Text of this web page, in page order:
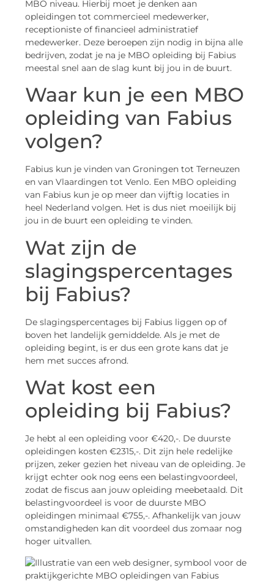
MBO niveau. Hierbij moet je denken aan
opleidingen tot commercieel medewerker,
receptioniste of financieel administratief
medewerker. Deze beroepen zijn nodig in bijna alle
bedrijven, zodat je na je MBO opleiding bij Fabius
meestal snel aan de slag kunt bij jou in de buurt.
Waar kun je een MBO
opleiding van Fabius
volgen?
Fabius kun je vinden van Groningen tot Terneuzen
en van Vlaardingen tot Venlo. Een MBO opleiding
van Fabius kun je op meer dan vijftig locaties in
heel Nederland volgen. Het is dus niet moeilijk bij
jou in de buurt een opleiding te vinden.
Wat zijn de
slagingspercentages
bij Fabius?
De slagingspercentages bij Fabius liggen op of
boven het landelijk gemiddelde. Als je met de
opleiding begint, is er dus een grote kans dat je
hem met succes afrond.
Wat kost een
opleiding bij Fabius?
Je hebt al een opleiding voor €420,-. De duurste
opleidingen kosten €2315,-. Dit zijn hele redelijke
prijzen, zeker gezien het niveau van de opleiding. Je
krijgt echter ook nog eens een belastingvoordeel,
zodat de fiscus aan jouw opleiding meebetaald. Dit
belastingvoordeel is voor de duurste MBO
opleidingen minimaal €755,-. Afhankelijk van jouw
omstandigheden kan dit voordeel dus zomaar nog
hoger uitvallen.